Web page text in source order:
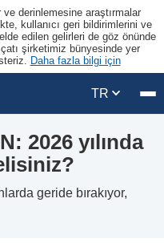
ve derinlemesine araştırmalar
kullanıcı geri bildirimlerini ve
edilen gelirleri de göz önünde
çatı şirketimiz bünyesinde yer
Daha fazla bilgi için
TR
2026 yılında
geride bırakıyor,